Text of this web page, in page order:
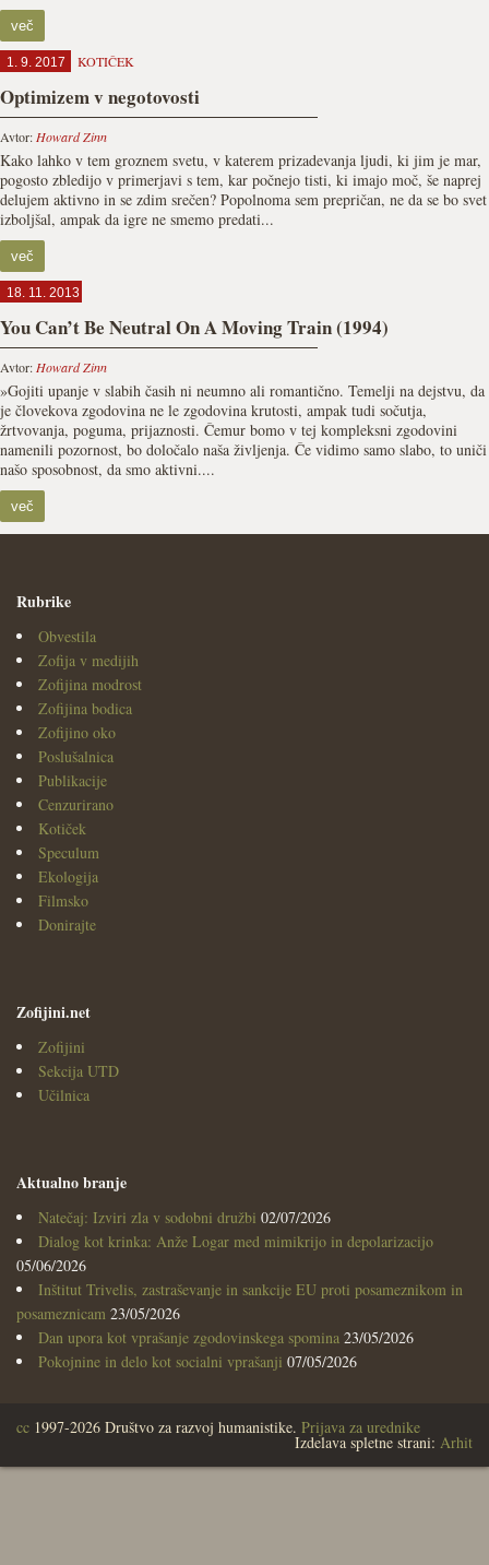
več
1. 9. 2017 KOTIČEK
Optimizem v negotovosti
Avtor: Howard Zinn
Kako lahko v tem groznem svetu, v katerem prizadevanja ljudi, ki jim je mar,
pogosto zbledijo v primerjavi s tem, kar počnejo tisti, ki imajo moč, še naprej
delujem aktivno in se zdim srečen? Popolnoma sem prepričan, ne da se bo svet
izboljšal, ampak da igre ne smemo predati...
več
18. 11. 2013
You Can’t Be Neutral On A Moving Train (1994)
Avtor: Howard Zinn
»Gojiti upanje v slabih časih ni neumno ali romantično. Temelji na dejstvu, da
je človekova zgodovina ne le zgodovina krutosti, ampak tudi sočutja,
žrtvovanja, poguma, prijaznosti. Čemur bomo v tej kompleksni zgodovini
namenili pozornost, bo določalo naša življenja. Če vidimo samo slabo, to uniči
našo sposobnost, da smo aktivni....
več
Rubrike
Obvestila
Zofija v medijih
Zofijina modrost
Zofijina bodica
Zofijino oko
Poslušalnica
Publikacije
Cenzurirano
Kotiček
Speculum
Ekologija
Filmsko
Donirajte
Zofijini.net
Zofijini
Sekcija UTD
Učilnica
Aktualno branje
Natečaj: Izviri zla v sodobni družbi 02/07/2026
Dialog kot krinka: Anže Logar med mimikrijo in depolarizacijo
05/06/2026
Inštitut Trivelis, zastraševanje in sankcije EU proti posameznikom in
posameznicam 23/05/2026
Dan upora kot vprašanje zgodovinskega spomina 23/05/2026
Pokojnine in delo kot socialni vprašanji 07/05/2026
cc 1997-2026 Društvo za razvoj humanistike. Prijava za urednike
Izdelava spletne strani: Arhit